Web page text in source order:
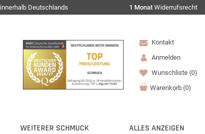
innerhalb Deutschlands 1 Monat Widerrufsrecht
Kontakt
Anmelden
Wunschliste (0)
Warenkorb (0)
WEITERER SCHMUCK ALLES ANZEIGEN